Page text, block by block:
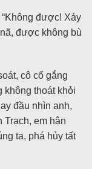
được! Xảy
được không bù
cô cố gắng
không thoát khỏi
đầu nhìn anh,
Trạch, em hận
ta, phá hủy tất